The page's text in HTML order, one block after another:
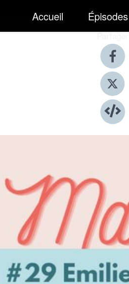
Accueil Épisodes
Partager